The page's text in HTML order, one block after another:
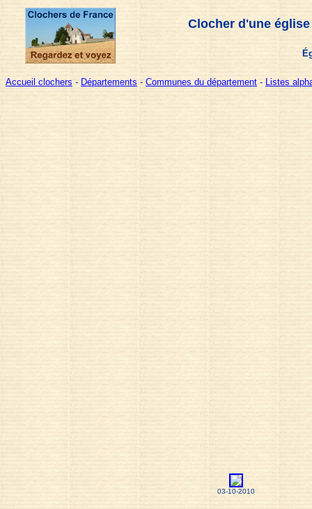
Clocher d'une
Accueil clochers - Départements - Communes du département - Listes
03-10-2010